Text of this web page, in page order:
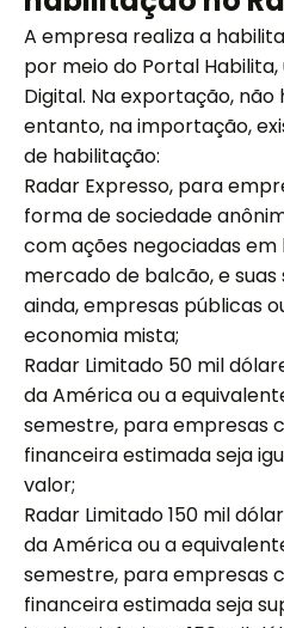
A empresa realiza a
por meio do Portal
Digital. Na exportação,
entanto, na importação,
de habilitação:
Radar Expresso, para
forma de sociedade
com ações negociadas em
mercado de balcão, e suas
ainda, empresas públicas
economia mista;
Radar Limitado 50 mil
da América ou a
semestre, para empresas
financeira estimada seja
valor;
Radar Limitado 150 mil
da América ou a
semestre, para empresas
financeira estimada seja